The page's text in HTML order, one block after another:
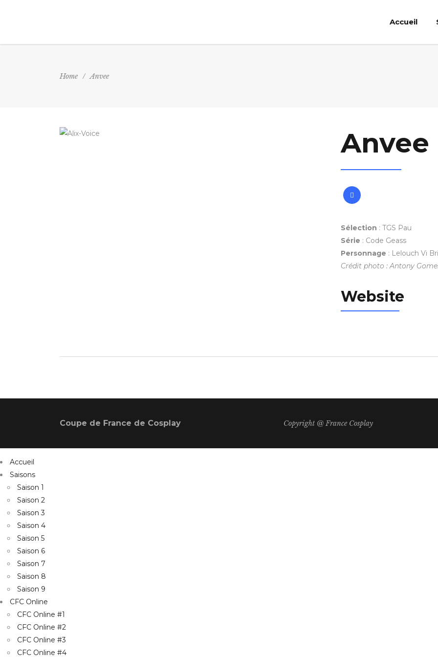
Accueil
Home / Anvee
Anvee
Sélection : TGS Pau
Série : Code Geass
Personnage : Lelouch Vi
Crédit photo : Antony
Website
Coupe de France de Cosplay Copyright @ France Cosplay
Accueil
Saisons
Saison 1
Saison 2
Saison 3
Saison 4
Saison 5
Saison 6
Saison 7
Saison 8
Saison 9
CFC Online
CFC Online #1
CFC Online #2
CFC Online #3
CFC Online #4